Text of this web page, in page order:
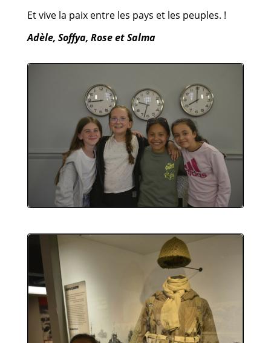
Et vive la paix entre les pays et les peuples. !
Adèle, Soffya, Rose et Salma